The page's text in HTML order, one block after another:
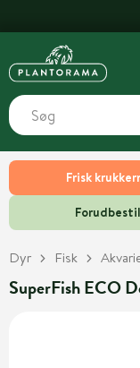
Frisk
Dyr Fisk
SuperFish ECO